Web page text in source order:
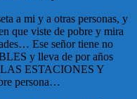
a mi y a otras personas, y
que viste de pobre y mira
Ese señor tiene no
y lleva de por años
ESTACIONES Y
persona…